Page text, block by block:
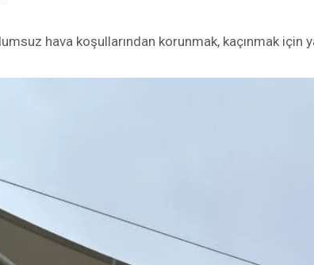
hava koşullarından korunmak, kaçınmak